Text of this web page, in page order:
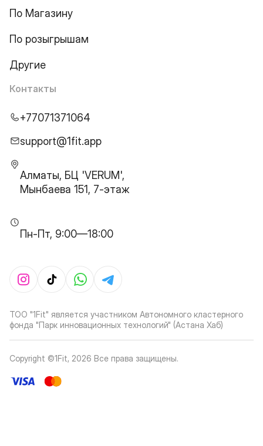
По Магазину
По розыгрышам
Другие
Контакты
+77071371064
support@1fit.app
Алматы, БЦ 'VERUM',
Мынбаева 151, 7-этаж
Пн-Пт, 9:00—18:00
ТОО "1Fit" является участником Автономного кластерного
фонда "Парк инновационных технологий" (Астана Хаб)
Copyright ©1Fit, 2026 Все права защищены.